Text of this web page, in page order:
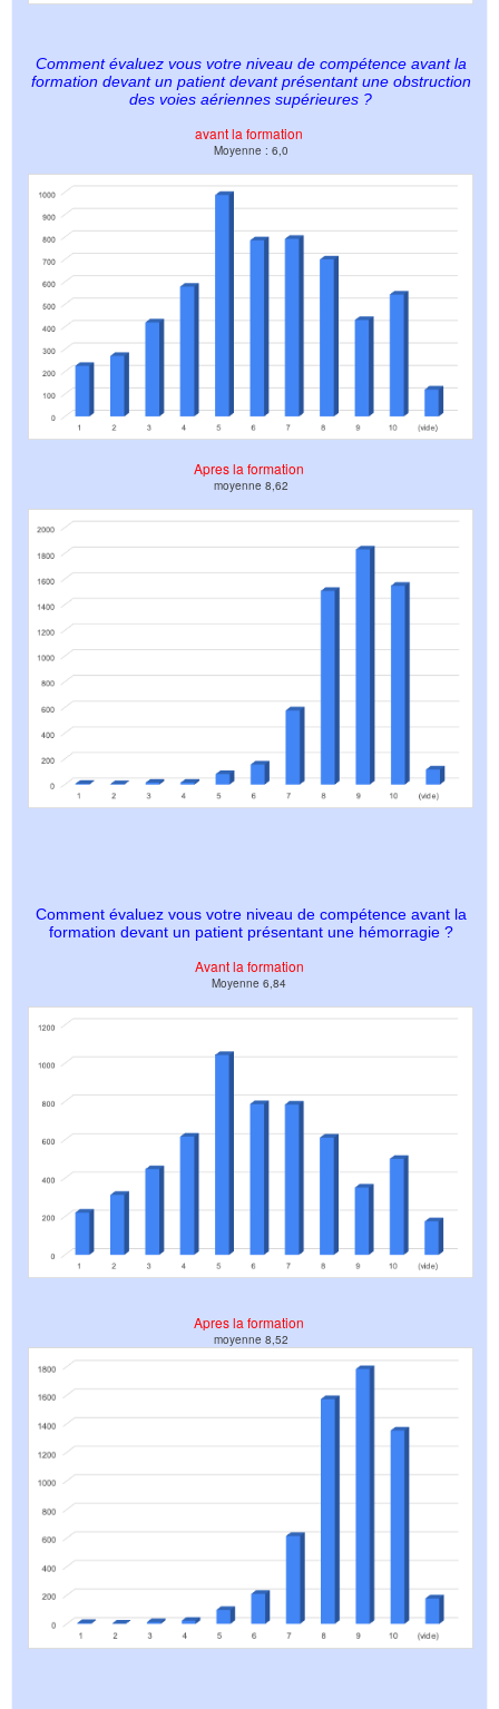
Comment évaluez vous votre niveau de compétence avant la
formation devant un patient devant présentant une obstruction
des voies aériennes supérieures ?
avant la formation
Moyenne : 6,0
Apres la formation
moyenne 8,62
Comment évaluez vous votre niveau de compétence avant la
formation devant un patient présentant une hémorragie ?
Avant la formation
Moyenne 6,84
Apres la formation
moyenne 8,52